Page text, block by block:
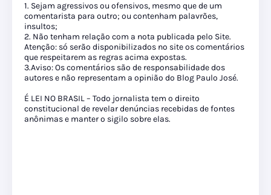
1. Sejam agressivos ou ofensivos, mesmo que de um
comentarista para outro; ou contenham palavrões,
insultos;
2. Não tenham relação com a nota publicada pelo Site.
Atenção: só serão disponibilizados no site os comentários
que respeitarem as regras acima expostas.
3.Aviso: Os comentários são de responsabilidade dos
autores e não representam a opinião do Blog Paulo José.
É LEI NO BRASIL – Todo jornalista tem o direito
constitucional de revelar denúncias recebidas de fontes
anônimas e manter o sigilo sobre elas.